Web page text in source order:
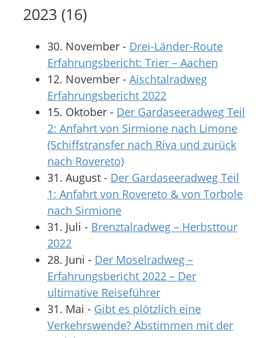
2023 (16)
30. November - Drei-Länder-Route
Erfahrungsbericht: Trier – Aachen
12. November - Aischtalradweg
Erfahrungsbericht 2022
15. Oktober - Der Gardaseeradweg Teil
2: Anfahrt von Sirmione nach Limone
(Schiffstransfer nach Riva und zurück
nach Rovereto)
31. August - Der Gardaseeradweg Teil
1: Anfahrt von Rovereto & von Torbole
nach Sirmione
31. Juli - Brenztalradweg – Herbsttour
2022
28. Juni - Der Moselradweg –
Erfahrungsbericht 2022 – Der
ultimative Reiseführer
31. Mai - Gibt es plötzlich eine
Verkehrswende? Abstimmen mit der